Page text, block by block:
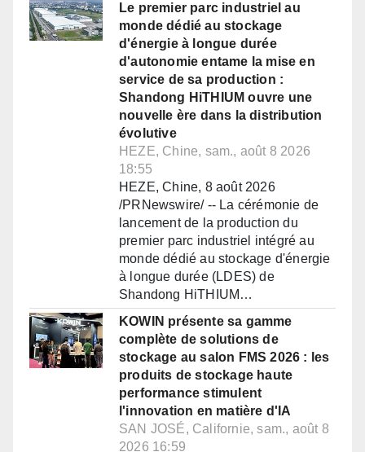
Le premier parc industriel au
monde dédié au stockage
d'énergie à longue durée
d'autonomie entame la mise en
service de sa production :
Shandong HiTHIUM ouvre une
nouvelle ère dans la distribution
évolutive
HEZE, Chine, sam., août 8 2026
18:55
HEZE, Chine, 8 août 2026
/PRNewswire/ -- La cérémonie de
lancement de la production du
premier parc industriel intégré au
monde dédié au stockage d'énergie
à longue durée (LDES) de
Shandong HiTHIUM…
KOWIN présente sa gamme
complète de solutions de
stockage au salon FMS 2026 : les
produits de stockage haute
performance stimulent
l'innovation en matière d'IA
SAN JOSÉ, Californie, sam., août 8
2026 16:59